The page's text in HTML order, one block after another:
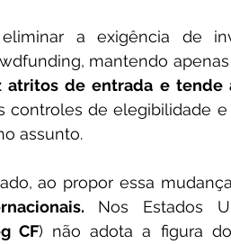
a exigência de
mantendo
atritos de entrada e tende
controles de elegibilidade
assunto.
ao propor essa
Nos Estados
CF) não adota a figura